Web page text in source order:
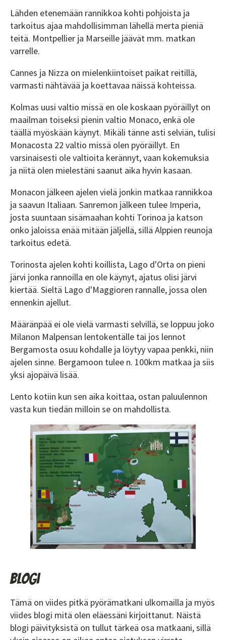
Lähden etenemään rannikkoa kohti pohjoista ja
tarkoitus ajaa mahdollisimman lähellä merta pieniä
teitä. Montpellier ja Marseille jäävät mm. matkan
varrelle.
Cannes ja Nizza on mielenkiintoiset paikat reitillä,
varmasti nähtävää ja koettavaa näissä kohteissa.
Kolmas uusi valtio missä en ole koskaan pyöräillyt on
maailman toiseksi pienin valtio Monaco, enkä ole
täällä myöskään käynyt. Mikäli tänne asti selviän, tulisi
Monacosta 22 valtio missä olen pyöräillyt. En
varsinaisesti ole valtioita kerännyt, vaan kokemuksia
ja niitä olen mielestäni saanut aika hyvin kasaan.
Monacon jälkeen ajelen vielä jonkin matkaa rannikkoa
ja saavun Italiaan. Sanremon jälkeen tulee Imperia,
josta suuntaan sisämaahan kohti Torinoa ja katson
onko jaloissa enää mitään jäljellä, sillä Alppien reunoja
tarkoitus edetä.
Torinosta ajelen kohti koillista, Lago d'Orta on pieni
järvi jonka rannoilla en ole käynyt, ajatus olisi järvi
kiertää. Sieltä Lago d'Maggioren rannalle, jossa olen
ennenkin ajellut.
Määränpää ei ole vielä varmasti selvillä, se loppuu joko
Milanon Malpensan lentokentälle tai jos lennot
Bergamosta osuu kohdalle ja löytyy vapaa penkki, niin
ajelen sinne. Bergamoon tulee n. 100km matkaa ja siis
yksi ajopäivä lisää.
Lento kotiin kun sen aika koittaa, ostan paluulennon
vasta kun tiedän milloin se on mahdollista.
Blogi
Tämä on viides pitkä pyörämatkani ulkomailla ja myös
viides blogi mitä olen eläessäni kirjoittanut. Näistä
blogi päivityksistä on tullut tärkeä osa matkaani, sillä